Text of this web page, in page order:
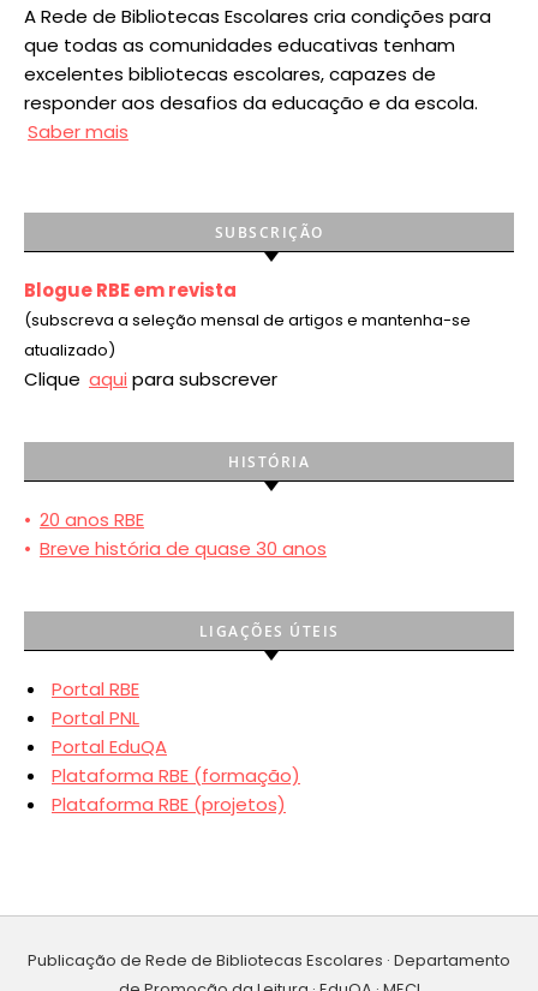
A Rede de Bibliotecas Escolares cria condições para
que todas as comunidades educativas tenham
excelentes bibliotecas escolares, capazes de
responder aos desafios da educação e da escola.
Saber mais
SUBSCRIÇÃO
Blogue RBE em revista
(subscreva a seleção mensal de artigos e mantenha-se
atualizado)
Clique aqui para subscrever
HISTÓRIA
• 20 anos RBE
• Breve história de quase 30 anos
LIGAÇÕES ÚTEIS
Portal RBE
Portal PNL
Portal EduQA
Plataforma RBE (formação)
Plataforma RBE (projetos)
Publicação de Rede de Bibliotecas Escolares · Departamento